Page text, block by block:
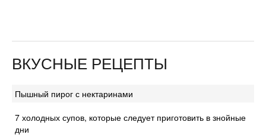
ВКУСНЫЕ РЕЦЕПТЫ
Пышный пирог с нектаринами
7 холодных супов, которые следует приготовить в знойные
дни